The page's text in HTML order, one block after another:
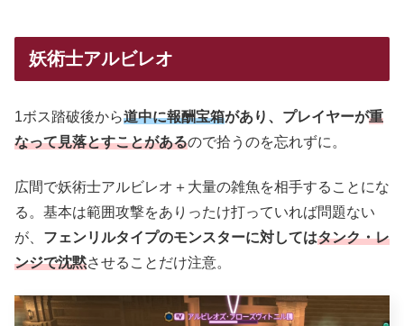
妖術士アルビレオ
1ボス踏破後から道中に報酬宝箱があり、プレイヤーが重
なって見落とすことがあるので拾うのを忘れずに。
広間で妖術士アルビレオ＋大量の雑魚を相手することにな
る。基本は範囲攻撃をありったけ打っていれば問題ない
が、 フェンリルタイプのモンスターに対してはタンク・レ
ンジで沈黙させることだけ注意。